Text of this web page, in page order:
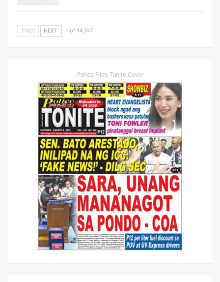
PREV NEXT 1 of 14,747
- Police Files Tonite Cover -